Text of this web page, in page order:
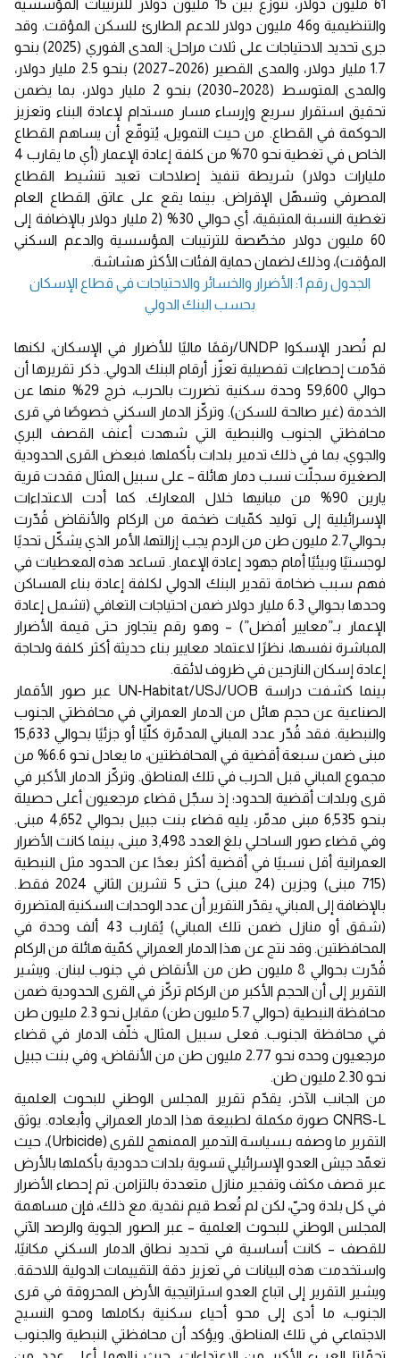
61 مليون دولار، تتوزع بين 15 مليون دولار للترتيبات المؤسسية
والتنظيمية و46 مليون دولار للدعم الطارئ للسكن المؤقت. وقد
جرى تحديد الاحتياجات على ثلاث مراحل: المدى الفوري (2025) بنحو
1.7 مليار دولار، والمدى القصير (2026–2027) بنحو 2.5 مليار دولار،
والمدى المتوسط (2028–2030) بنحو 2 مليار دولار، بما يضمن
تحقيق استقرار سريع وإرساء مسار مستدام لإعادة البناء وتعزيز
الحوكمة في القطاع. من حيث التمويل، يُتوقّع أن يساهم القطاع
الخاص في تغطية نحو 70% من كلفة إعادة الإعمار (أي ما يقارب 4
مليارات دولار) شريطة تنفيذ إصلاحات تعيد تنشيط القطاع
المصرفي وتسهّل الإقراض. بينما يقع على عاتق القطاع العام
تغطية النسبة المتبقية، أي حوالي 30% (2 مليار دولار بالإضافة إلى
60 مليون دولار مخصّصة للترتيبات المؤسسية والدعم السكني
المؤقت)، وذلك لضمان حماية الفئات الأكثر هشاشة.
الجدول رقم 1: الأضرار والخسائر والاحتياجات في قطاع الإسكان
بحسب البنك الدولي
لم تُصدر الإسكوا UNDP/رقمًا ماليًا للأضرار في الإسكان، لكنها
قدّمت إحصاءات تفصيلية تعزّز أرقام البنك الدولي. ذكر تقريرها أن
حوالي 59,600 وحدة سكنية تضررت بالحرب، خرج 29% منها عن
الخدمة (غير صالحة للسكن). وتركّز الدمار السكني خصوصًا في قرى
محافظتي الجنوب والنبطية التي شهدت أعنف القصف البري
والجوي، بما في ذلك تدمير بلدات بأكملها. فبعض القرى الحدودية
الصغيرة سجلّت نسب دمار هائلة – على سبيل المثال فقدت قرية
يارين 90% من مبانيها خلال المعارك. كما أدت الاعتداءات
الإسرائيلية إلى توليد كمّيات ضخمة من الركام والأنقاض قُدّرت
بحوالي2.7 مليون طن من الردم يجب إزالتها، الأمر الذي يشكّل تحديًا
لوجستيًا وبيئيًا أمام جهود إعادة الإعمار. تساعد هذه المعطيات في
فهم سبب ضخامة تقدير البنك الدولي لكلفة إعادة بناء المساكن
وحدها بحوالي 6.3 مليار دولار ضمن احتياجات التعافي (تشمل إعادة
الإعمار بـ”معايير أفضل”) – وهو رقم يتجاوز حتى قيمة الأضرار
المباشرة نفسها، نظرًا لاعتماد معايير بناء حديثة أكثر كلفة ولحاجة
إعادة إسكان النازحين في ظروف لائقة.
بينما كشفت دراسة UN‑Habitat/USJ/UOB عبر صور الأقمار
الصناعية عن حجم هائل من الدمار العمراني في محافظتي الجنوب
والنبطية. فقد قُدّر عدد المباني المدمّرة كلّيًا أو جزئيًا بحوالي 15,633
مبنى ضمن سبعة أقضية في المحافظتين، ما يعادل نحو 6.6% من
مجموع المباني قبل الحرب في تلك المناطق. وتركّز الدمار الأكبر في
قرى وبلدات أقضية الحدود؛ إذ سجّل قضاء مرجعيون أعلى حصيلة
بنحو 6,535 مبنى مدمّر، يليه قضاء بنت جبيل بحوالي 4,652 مبنى.
وفي قضاء صور الساحلي بلغ العدد 3,498 مبنى، بينما كانت الأضرار
العمرانية أقل نسبيًا في أقضية أكثر بعدًا عن الحدود مثل النبطية
(715 مبنى) وجزين (24 مبنى) حتى 5 تشرين الثاني 2024 فقط.
بالإضافة إلى المباني، يقدّر التقرير أن عدد الوحدات السكنية المتضررة
(شقق أو منازل ضمن تلك المباني) يُقارب 43 ألف وحدة في
المحافظتين. وقد نتج عن هذا الدمار العمراني كمّية هائلة من الركام
قُدّرت بحوالي 8 مليون طن من الأنقاض في جنوب لبنان. ويشير
التقرير إلى أن الحجم الأكبر من الركام تركّز في القرى الحدودية ضمن
محافظة النبطية (حوالي 5.7 مليون طن) مقابل نحو 2.3 مليون طن
في محافظة الجنوب. فعلى سبيل المثال، خلّف الدمار في قضاء
مرجعيون وحده نحو 2.77 مليون طن من الأنقاض، وفي بنت جبيل
نحو 2.30 مليون طن.
من الجانب الآخر، يقدّم تقرير المجلس الوطني للبحوث العلمية
CNRS-L صورة مكملة لطبيعة هذا الدمار العمراني وأبعاده. يوثق
التقرير ما وصفه بـسياسة التدمير الممنهج للقرى (Urbicide)، حيث
تعمّد جيش العدو الإسرائيلي تسوية بلدات حدودية بأكملها بالأرض
عبر قصف مكثف وتفجير منازل متعددة بالتزامن. تم إحصاء الأضرار
في كل بلدة وحيّ، لكن لم تُعط قيم نقدية. مع ذلك، فإن مساهمة
المجلس الوطني للبحوث العلمية – عبر الصور الجوية والرصد الآني
للقصف – كانت أساسية في تحديد نطاق الدمار السكني مكانيًا،
واستخدمت هذه البيانات في تعزيز دقة التقييمات الدولية اللاحقة.
ويشير التقرير إلى اتباع العدو استراتيجية الأرض المحروقة في قرى
الجنوب، ما أدى إلى محو أحياء سكنية بكاملها ومحو النسيج
الاجتماعي في تلك المناطق. ويؤكد أن محافظتي النبطية والجنوب